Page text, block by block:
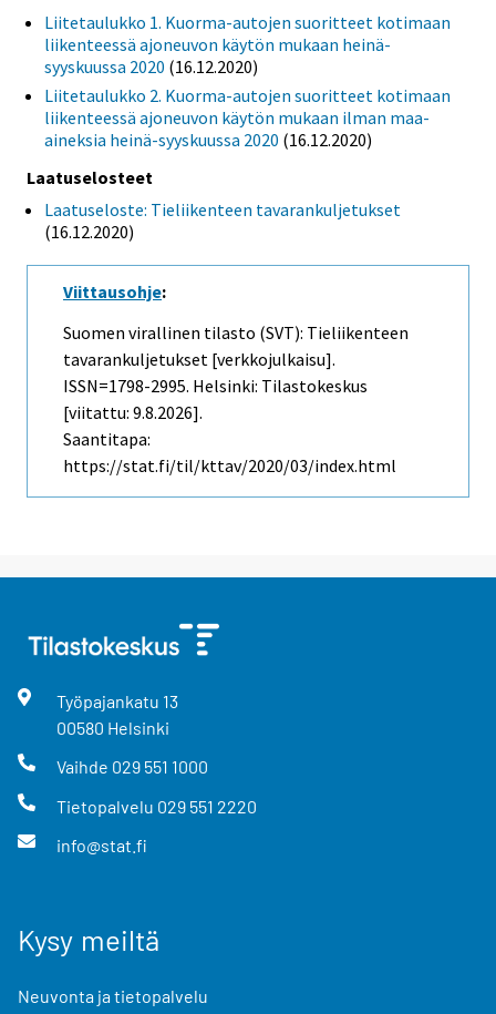
Liitetaulukko 1. Kuorma-autojen suoritteet kotimaan
liikenteessä ajoneuvon käytön mukaan heinä-
syyskuussa 2020 (16.12.2020)
Liitetaulukko 2. Kuorma-autojen suoritteet kotimaan
liikenteessä ajoneuvon käytön mukaan ilman maa-
aineksia heinä-syyskuussa 2020 (16.12.2020)
Laatuselosteet
Laatuseloste: Tieliikenteen tavarankuljetukset
(16.12.2020)
Viittausohje:
Suomen virallinen tilasto (SVT): Tieliikenteen
tavarankuljetukset [verkkojulkaisu].
ISSN=1798-2995. Helsinki: Tilastokeskus
[viitattu: 9.8.2026].
Saantitapa:
https://stat.fi/til/kttav/2020/03/index.html
Työpajankatu 13
00580 Helsinki
Vaihde 029 551 1000
Tietopalvelu 029 551 2220
info@stat.fi
Kysy meiltä
Neuvonta ja tietopalvelu